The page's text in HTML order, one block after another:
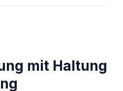
mit Haltung